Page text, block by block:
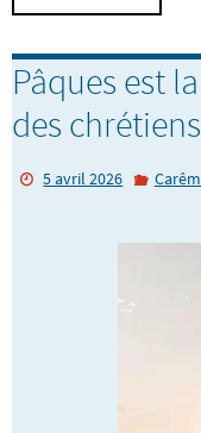
Pâques est
des chrétiens
5 avril 2026